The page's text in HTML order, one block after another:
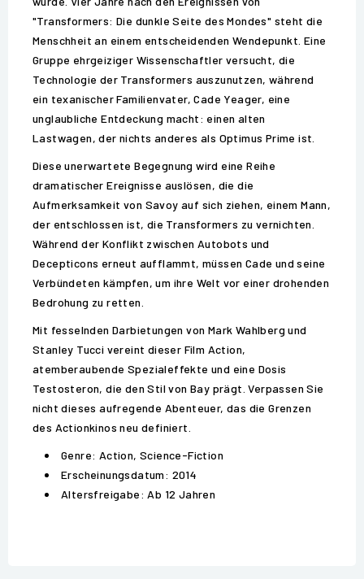
"Transformers: Die dunkle Seite des Mondes" steht die
Menschheit an einem entscheidenden Wendepunkt. Eine
Gruppe ehrgeiziger Wissenschaftler versucht, die
Technologie der Transformers auszunutzen, während
ein texanischer Familienvater, Cade Yeager, eine
unglaubliche Entdeckung macht: einen alten
Lastwagen, der nichts anderes als Optimus Prime ist.
Diese unerwartete Begegnung wird eine Reihe
dramatischer Ereignisse auslösen, die die
Aufmerksamkeit von Savoy auf sich ziehen, einem Mann,
der entschlossen ist, die Transformers zu vernichten.
Während der Konflikt zwischen Autobots und
Decepticons erneut aufflammt, müssen Cade und seine
Verbündeten kämpfen, um ihre Welt vor einer drohenden
Bedrohung zu retten.
Mit fesselnden Darbietungen von Mark Wahlberg und
Stanley Tucci vereint dieser Film Action,
atemberaubende Spezialeffekte und eine Dosis
Testosteron, die den Stil von Bay prägt. Verpassen Sie
nicht dieses aufregende Abenteuer, das die Grenzen
des Actionkinos neu definiert.
Genre: Action, Science-Fiction
Erscheinungsdatum: 2014
Altersfreigabe: Ab 12 Jahren